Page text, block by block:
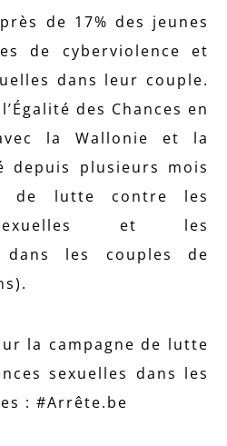
de 17% des jeunes
de cyberviolence et
dans leur couple.
des Chances en
la Wallonie et la
depuis plusieurs mois
de lutte contre les
et les
dans les couples de
la campagne de lutte
sexuelles dans les
: #Arrête.be